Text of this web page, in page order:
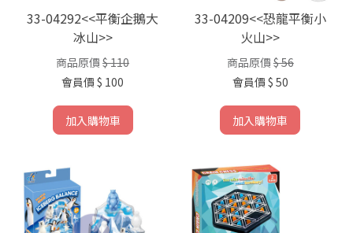
33-04292<<平衡企鵝大
冰山>>
商品原價 $ 110
會員價 $ 100
加入購物車
33-04209<<恐龍平衡小
火山>>
商品原價 $ 56
會員價 $ 50
加入購物車